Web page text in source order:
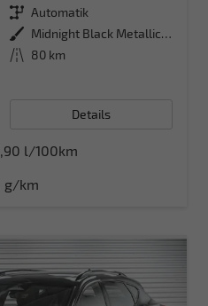
Getriebe Automatik
Außenfarbe
Midnight Black Metallic (0E)
Kilometerstand 80 km
Details
l/100km
g/km